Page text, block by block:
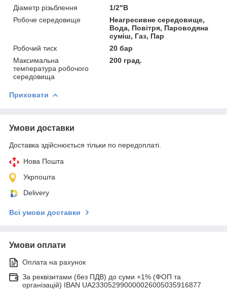
Діаметр різьблення
1/2"В
Робоче середовище
Неагресивне середовище,
Вода, Повітря, Пароводяна
суміш, Газ, Пар
Робочий тиск
20 бар
Максимальна
температура робочого
середовища
200 град.
Приховати
Умови доставки
Доставка здійснюється тільки по передоплаті.
Нова Пошта
Укрпошта
Delivery
Всі умови доставки
Умови оплати
Оплата на рахунок
За реквізитами (без ПДВ) до суми +1% (ФОП та
організацій) IBAN UA233052990000026005035916877